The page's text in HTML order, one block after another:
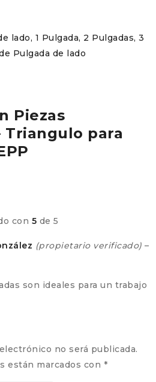
lado, 1 Pulgada, 2 Pulgadas, 3
Pulgada de lado
Piezas
Triangulo para
con 5 de 5
(propietario verificado) –
son ideales para un trabajo
no será publicada.
están marcados con *